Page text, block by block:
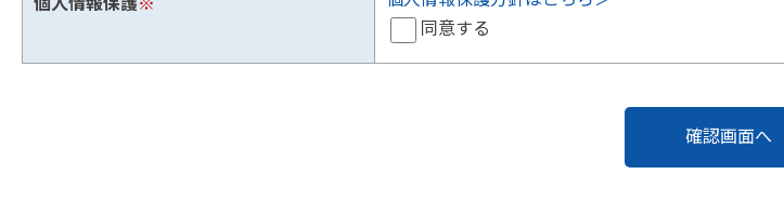
同意する